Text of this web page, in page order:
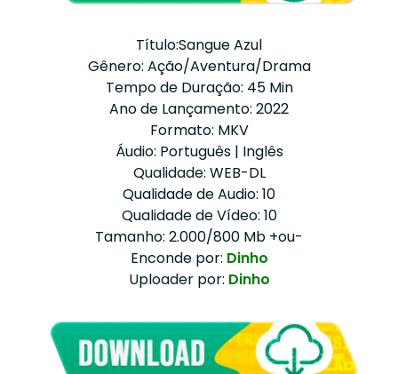
Título:Sangue Azul
Gênero: Ação/Aventura/Drama
Tempo de Duração: 45 Min
Ano de Lançamento: 2022
Formato: MKV
Áudio: Português | Inglês
Qualidade: WEB-DL
Qualidade de Audio: 10
Qualidade de Vídeo: 10
Tamanho: 2.000/800 Mb +ou-
Enconde por: Dinho
Uploader por: Dinho